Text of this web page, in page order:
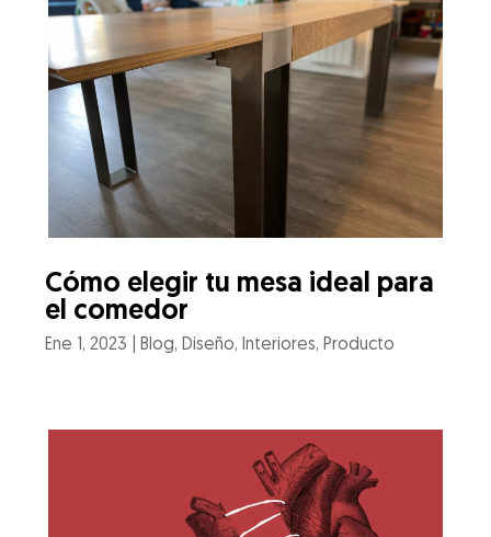
Cómo elegir tu mesa ideal para
el comedor
Ene 1, 2023 Blog, Diseño, Interiores, Producto